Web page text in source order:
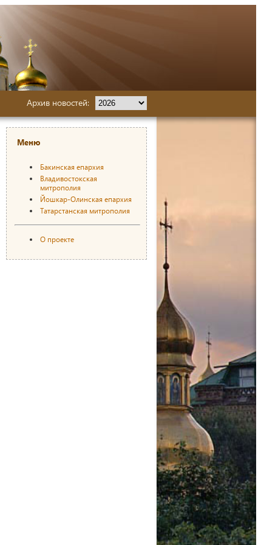
Архив новостей:
Меню
Бакинская епархия
Владивостокская
митрополия
Йошкар-Олинская епархия
Татарстанская митрополия
О проекте